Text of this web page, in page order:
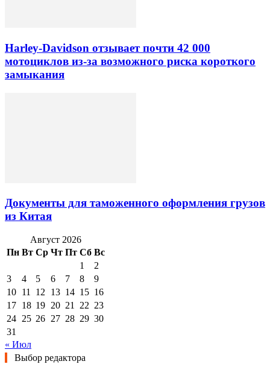
Harley-Davidson отзывает почти 42 000
мотоциклов из-за возможного риска короткого
замыкания
Документы для таможенного оформления грузов
из Китая
Август 2026
Пн Вт Ср Чт Пт Сб Вс
1
2
3
4 5 6 7 8
9
10 11 12 13 14 15 16
17 18 19 20 21 22 23
24 25 26 27 28 29 30
31
« Июл
Выбор редактора